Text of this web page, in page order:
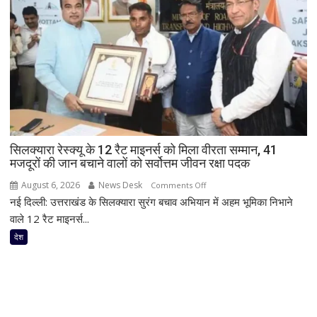
होने
के
आसार!
FCRA
विधेयक
पर
बोल
सकते
हैं
अमित
शाह,
परिसीमन
विवाद
सिलक्यारा रेस्क्यू के 12 रैट माइनर्स को मिला वीरता सम्मान, 41
मजदूरों की जान बचाने वालों को सर्वोत्तम जीवन रक्षा पदक
August 6, 2026 News Desk Comments Offon
सिलक्यारा
नई दिल्ली: उत्तराखंड के सिलक्यारा सुरंग बचाव अभियान में अहम भूमिका निभाने
वाले 12 रैट माइनर्स...
देश